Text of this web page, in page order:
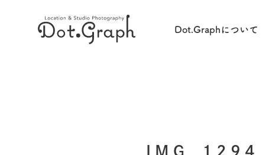
Dot.Graphについて
IMG_1294